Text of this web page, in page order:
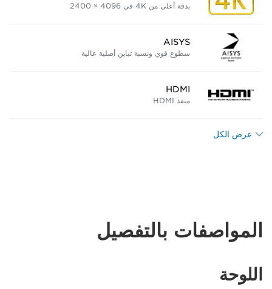
بدقة أعلى من 4K في 4096 × 2400
AISYS
سطوع قوي ونسبة تباين أصلية عالية
HDMI
منفذ HDMI
عرض الكل
المواصفات بالتفصيل
اللوحة